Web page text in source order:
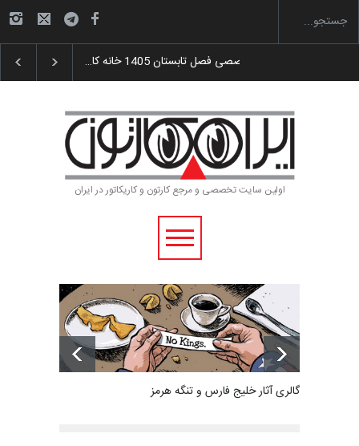
آغاز دوره‌های تخصصی فصل تابستان 1405 خانه کا…
اولین سایت تخصصی و مرجع کارتون و کاریکاتور در ایران
گالری آثار خلیج فارس و تنگه هرمز